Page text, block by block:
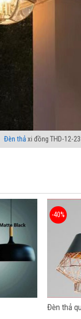
Đèn thảxi đồng THD-12-23
Đèn thả
-40%